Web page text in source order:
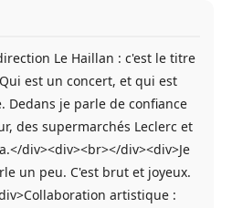
Le Haillan : c'est le titre
est un concert, et qui est
Dedans je parle de confiance
des supermarchés Leclerc et
div><div><br></div><div>Je
un peu. C'est brut et joyeux.
artistique :